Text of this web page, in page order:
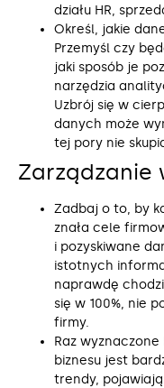
działu HR,
Określ, jakie
Przemyśl czy
jaki sposób je
narzędzia
Uzbrój się w
danych może
tej pory nie
Zarządzanie
Zadbaj o to, by
znała cele
i pozyskiwane
istotnych
naprawdę
się w 100%, nie
firmy.
Raz
biznesu jest
trendy,